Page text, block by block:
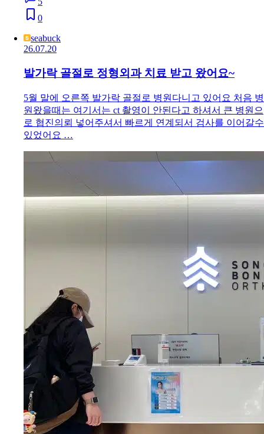
0
seabuck
26.07.20
발가락 골절로 정형외과 치료 받고 왔어요~
5월 말에 오른쪽 발가락 골절로 병원다니고 있어요 처음 병
원왔을때는 여기서는 ct 촬영이 안된다고 하셔서 큰 병원으
로 협진의뢰 넣어주셔서 빠르게 연계되서 검사를 이어갈수
있었어요 …